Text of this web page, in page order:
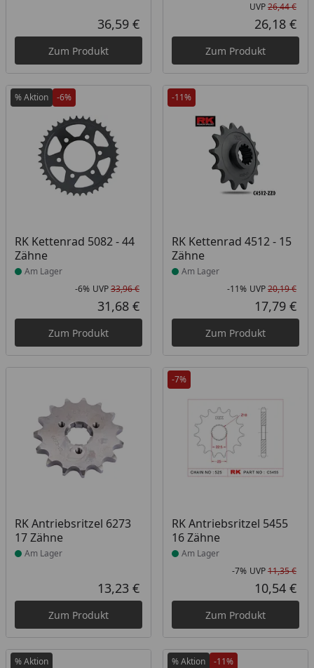
Aktueller Preis
36,59 €
Zum Produkt
UVP26,44 €
26,18 €
Zum Produkt
% Aktion -6%
RK Kettenrad 5082 - 44
Zähne
Produkt am Lager
Am Lager
Rabatt in Prozent
-6%
Ursprünglicher Preis
UVP33,96 €
Aktueller Preis
31,68 €
Zum Produkt
-11%
RK Kettenrad 4512 - 15
Zähne
Produkt am Lager
Am Lager
-11% UVP20,19 €
17,79 €
Zum Produkt
RK Antriebsritzel 6273
17 Zähne
Produkt am Lager
Am Lager
Aktueller Preis
13,23 €
Zum Produkt
-7%
RK Antriebsritzel 5455
16 Zähne
Produkt am Lager
Am Lager
-7% UVP11,35 €
10,54 €
Zum Produkt
% Aktion % Aktion -11%